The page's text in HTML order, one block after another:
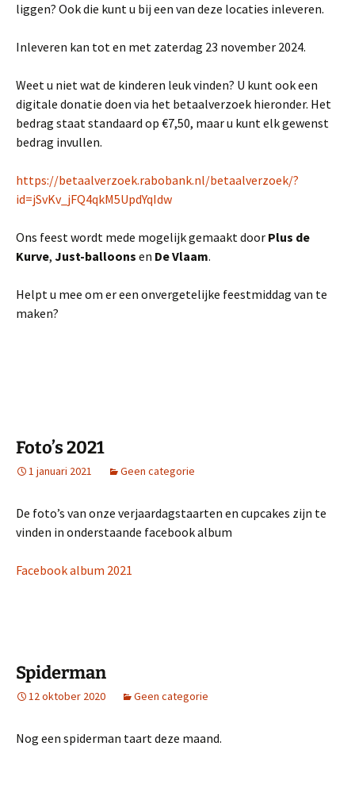
liggen? Ook die kunt u bij een van deze locaties inleveren.
Inleveren kan tot en met zaterdag 23 november 2024.
Weet u niet wat de kinderen leuk vinden? U kunt ook een
digitale donatie doen via het betaalverzoek hieronder. Het
bedrag staat standaard op €7,50, maar u kunt elk gewenst
bedrag invullen.
https://betaalverzoek.rabobank.nl/betaalverzoek/?
id=jSvKv_jFQ4qkM5UpdYqIdw
Ons feest wordt mede mogelijk gemaakt door Plus de
Kurve, Just-balloons en De Vlaam.
Helpt u mee om er een onvergetelijke feestmiddag van te
maken?
Foto’s 2021
1 januari 2021 Geen categorie
De foto’s van onze verjaardagstaarten en cupcakes zijn te
vinden in onderstaande facebook album
Facebook album 2021
Spiderman
12 oktober 2020 Geen categorie
Nog een spiderman taart deze maand.